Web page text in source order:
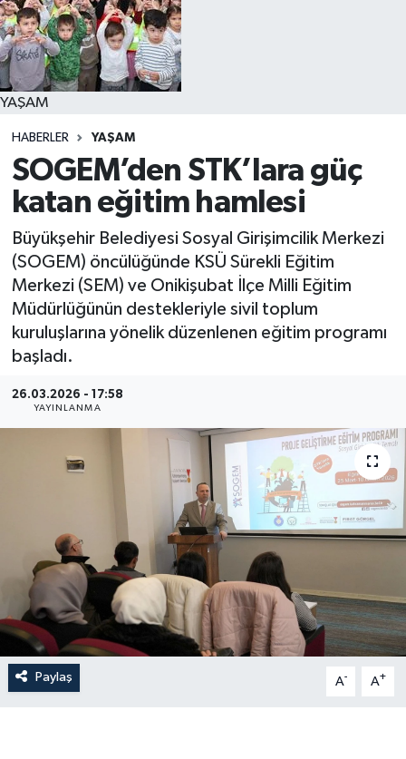
YAŞAM
HABERLER YAŞAM
SOGEM’den STK’lara güç
katan eğitim hamlesi
Büyükşehir Belediyesi Sosyal Girişimcilik Merkezi
(SOGEM) öncülüğünde KSÜ Sürekli Eğitim
Merkezi (SEM) ve Onikişubat İlçe Milli Eğitim
Müdürlüğünün destekleriyle sivil toplum
kuruluşlarına yönelik düzenlenen eğitim programı
başladı.
26.03.2026 - 17:58
YAYINLANMA
Paylaş A- A+
YAŞAM